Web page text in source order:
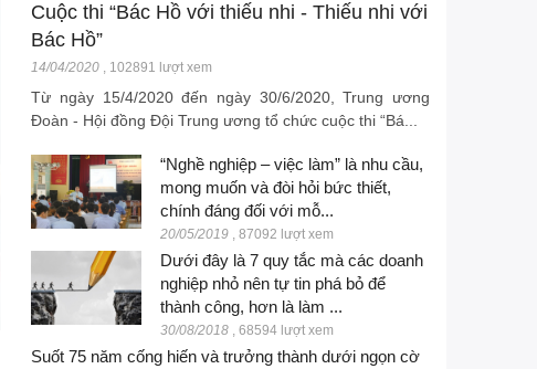
Cuộc thi “Bác Hồ với thiếu nhi - Thiếu nhi với
Bác Hồ”
14/04/2020 , 102891 lượt xem
Từ ngày 15/4/2020 đến ngày 30/6/2020, Trung ương
Đoàn - Hội đồng Đội Trung ương tổ chức cuộc thi “Bá...
“Nghề nghiệp – việc làm” là nhu cầu,
mong muốn và đòi hỏi bức thiết,
chính đáng đối với mỗ...
20/05/2019 ,87092 lượt xem
Dưới đây là 7 quy tắc mà các doanh
nghiệp nhỏ nên tự tin phá bỏ để
thành công, hơn là làm ...
30/08/2018 ,68594 lượt xem
Suốt 75 năm cống hiến và trưởng thành dưới ngọn cờ